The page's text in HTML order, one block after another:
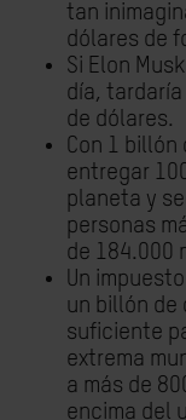
tan
dólares de
Si Elon
día,
de dólares.
Con 1 billón
entregar
planeta y
personas
de 184.000
Un
un billón de
suficiente
extrema
a más de
encima del